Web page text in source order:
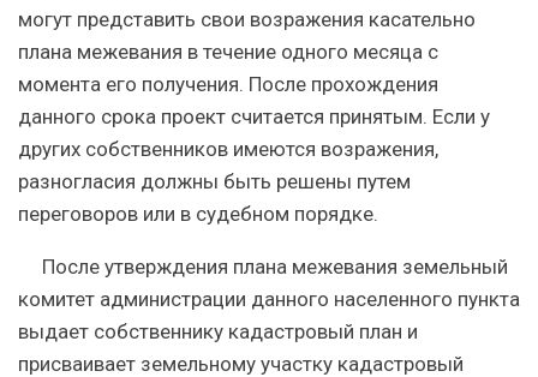
могут представить свои возражения касательно
плана межевания в течение одного месяца с
момента его получения. После прохождения
данного срока проект считается принятым. Если у
других собственников имеются возражения,
разногласия должны быть решены путем
переговоров или в судебном порядке.
После утверждения плана межевания земельный
комитет администрации данного населенного пункта
выдает собственнику кадастровый план и
присваивает земельному участку кадастровый